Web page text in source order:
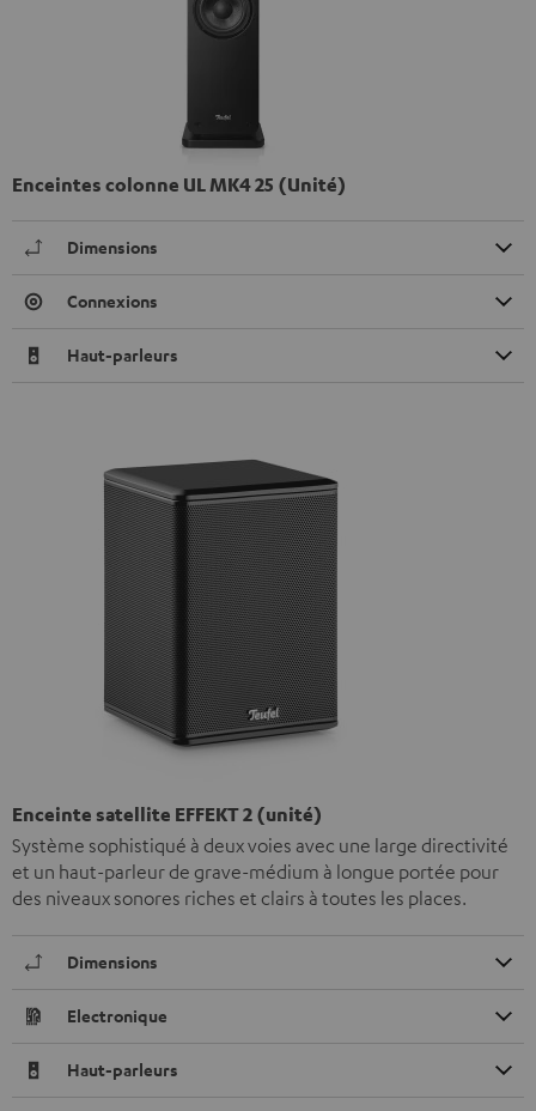
Enceintes colonne UL MK4 25 (Unité)
Dimensions
Connexions
Haut-parleurs
Enceinte satellite EFFEKT 2 (unité)
Système sophistiqué à deux voies avec une large directivité
et un haut-parleur de grave-médium à longue portée pour
des niveaux sonores riches et clairs à toutes les places.
Dimensions
Electronique
Haut-parleurs